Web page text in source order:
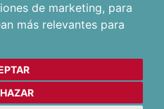
de marketing, para
más relevantes para